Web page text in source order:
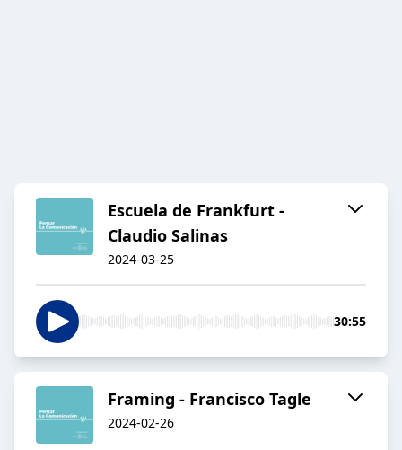
Escuela de Frankfurt -
Claudio Salinas
2024-03-25
30:55
Framing - Francisco Tagle
2024-02-26